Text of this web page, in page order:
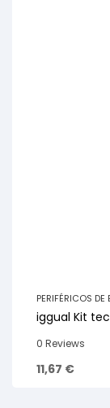
PERIFÉRICOS DE
iggual Kit
0 Reviews
11,67 €